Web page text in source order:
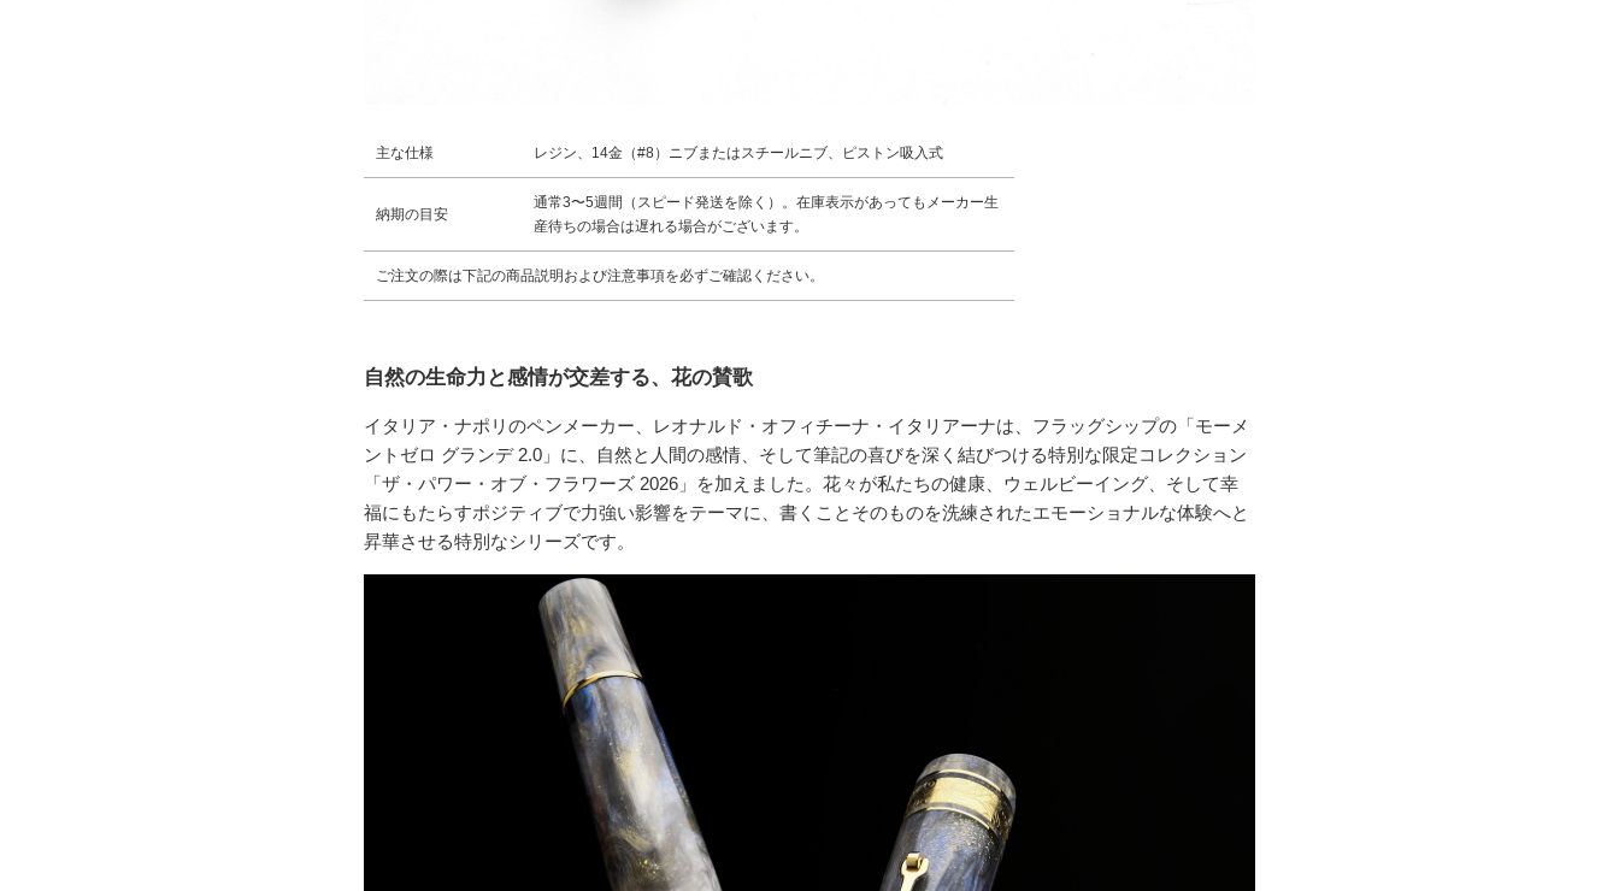
主な仕様 レジン、14金（#8）ニブまたはスチールニブ、ピストン吸入式
納期の目安
通常3〜5週間（スピード発送を除く）。在庫表示があってもメーカー生
産待ちの場合は遅れる場合がございます。
ご注文の際は下記の商品説明および注意事項を必ずご確認ください。
自然の生命力と感情が交差する、花の賛歌
イタリア・ナポリのペンメーカー、レオナルド・オフィチーナ・イタリアーナは、フラッグシップの「モーメ
ントゼロ グランデ 2.0」に、自然と人間の感情、そして筆記の喜びを深く結びつける特別な限定コレクション
「ザ・パワー・オブ・フラワーズ 2026」を加えました。花々が私たちの健康、ウェルビーイング、そして幸
福にもたらすポジティブで力強い影響をテーマに、書くことそのものを洗練されたエモーショナルな体験へと
昇華させる特別なシリーズです。